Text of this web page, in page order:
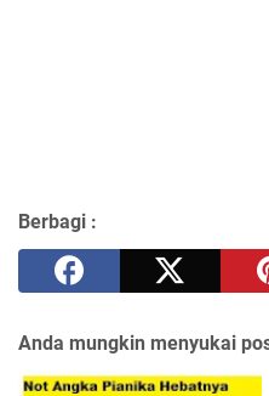
Berbagi :
Anda mungkin menyukai